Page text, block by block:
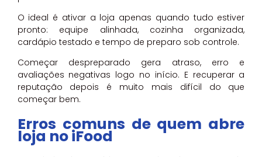
O ideal é ativar a loja apenas quando tudo estiver
pronto: equipe alinhada, cozinha organizada,
cardápio testado e tempo de preparo sob controle.
Começar despreparado gera atraso, erro e
avaliações negativas logo no início. E recuperar a
reputação depois é muito mais difícil do que
começar bem.
Erros comuns de quem abre
loja no iFood